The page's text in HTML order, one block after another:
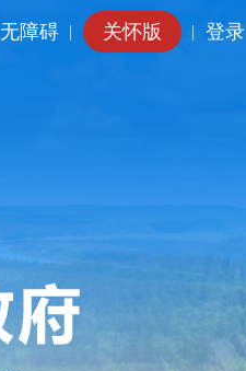
无障碍 | 关怀版 | 登录